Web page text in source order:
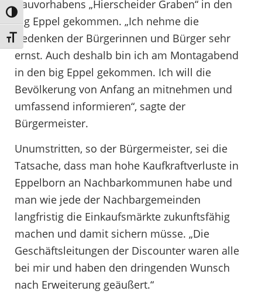
Umschalten auf hohe Kontraste
Schrift vergrößern
Bauvorhabens „Hierscheider Graben“ in den
big Eppel gekommen. „Ich nehme die
Bedenken der Bürgerinnen und Bürger sehr
ernst. Auch deshalb bin ich am Montagabend
in den big Eppel gekommen. Ich will die
Bevölkerung von Anfang an mitnehmen und
umfassend informieren“, sagte der
Bürgermeister.
Unumstritten, so der Bürgermeister, sei die
Tatsache, dass man hohe Kaufkraftverluste in
Eppelborn an Nachbarkommunen habe und
man wie jede der Nachbargemeinden
langfristig die Einkaufsmärkte zukunftsfähig
machen und damit sichern müsse. „Die
Geschäftsleitungen der Discounter waren alle
bei mir und haben den dringenden Wunsch
nach Erweiterung geäußert.“